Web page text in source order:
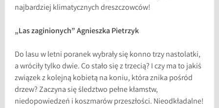
najbardziej klimatycznych dreszczowców!
„Las zaginionych” Agnieszka Pietrzyk
Do lasu w letni poranek wybrały się konno trzy nastolatki,
a wróciły tylko dwie. Co stało się z trzecią? I czy ma to jakiś
związek z kolejną kobietą na koniu, która znika pośród
drzew? Zaczyna się śledztwo pełne kłamstw,
niedopowiedzeń i koszmarów przeszłości. Nieodkładalne!